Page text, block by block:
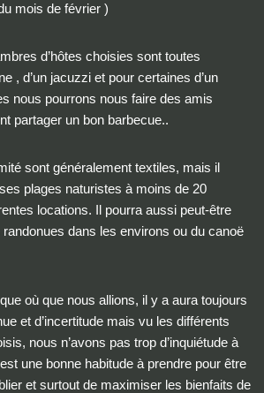
mois de février )
d’hôtes choisies sont toutes
, d’un jacuzzi et pour certaines d’un
nous pourrons nous faire des amis
partager un bon barbecue..
sont généralement textiles, mais il
plages naturistes à moins de 20
locations. Il pourra aussi peut-être
dans les environs ou du canoë
où que nous allions, il y a aura toujours
et d’incertitude mais vu les différents
nous n’avons pas trop d’inquiétude à
une bonne habitude à prendre pour être
et surtout de maximiser les bienfaits de